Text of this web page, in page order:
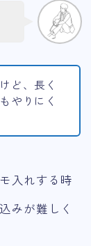
ど、長く
やりにく
入れする時
みが難しく